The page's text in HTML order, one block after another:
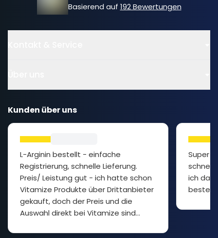
Basierend auf 192 Bewertungen
Kunden über uns
L-Arginin bestellt - einfache
Registrierung, schnelle Lieferung.
Preis/ Leistung gut - ich hatte schon
Vitamize Produkte über Drittanbieter
gekauft, doch der Preis und die
Auswahl direkt bei Vitamize sind
Super
ich das